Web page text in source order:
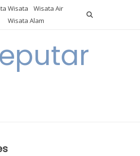
Wisata
Wisata Air
Wisata Alam